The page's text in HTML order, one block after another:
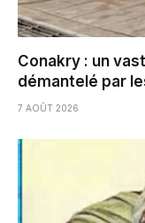
Conakry : un
démantelé par
7 AOÛT 2026